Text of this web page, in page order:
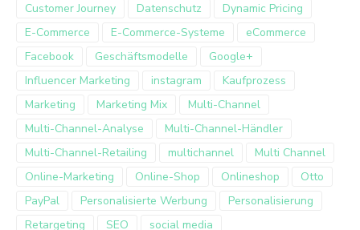
Customer Journey
Datenschutz
Dynamic Pricing
E-Commerce
E-Commerce-Systeme
eCommerce
Facebook
Geschäftsmodelle
Google+
Influencer Marketing
instagram
Kaufprozess
Marketing
Marketing Mix
Multi-Channel
Multi-Channel-Analyse
Multi-Channel-Händler
Multi-Channel-Retailing
multichannel
Multi Channel
Online-Marketing
Online-Shop Onlineshop
Otto
PayPal
Personalisierte Werbung
Personalisierung
Retargeting
SEO
social media